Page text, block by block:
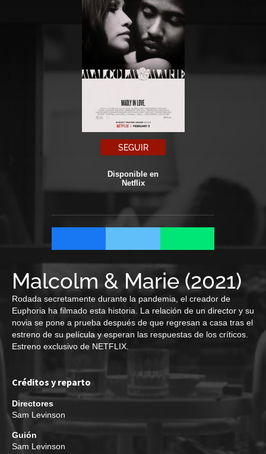
SEGUIR
Disponible en
Netflix
Malcolm & Marie(2021)
Rodada secretamente durante la pandemia, el creador de
Euphoria ha filmado esta historia. La relación de un director y su
novia se pone a prueba después de que regresan a casa tras el
estreno de su película y esperan las respuestas de los críticos.
Estreno exclusivo de NETFLIX.
Créditos y reparto
Directores
Sam Levinson
Guión
Sam Levinson